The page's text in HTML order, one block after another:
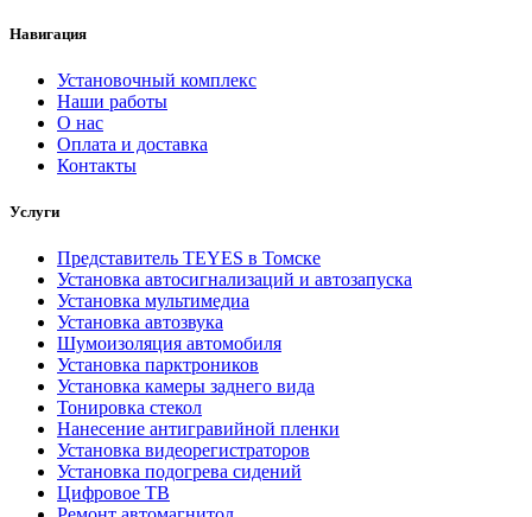
Навигация
Установочный комплекс
Наши работы
О нас
Оплата и доставка
Контакты
Услуги
Представитель TEYES в Томске
Установка автосигнализаций и автозапуска
Установка мультимедиа
Установка автозвука
Шумоизоляция автомобиля
Установка парктроников
Установка камеры заднего вида
Тонировка стекол
Нанесение антигравийной пленки
Установка видеорегистраторов
Установка подогрева сидений
Цифровое ТВ